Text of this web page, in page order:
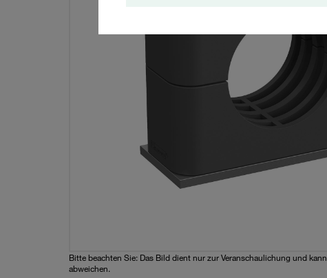
Bitte beachten Sie: Das Bild dient nur zur Veranschaulichung und
abweichen.